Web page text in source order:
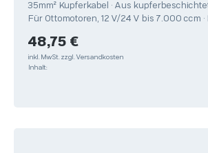
35mm² Kupferkabel • Aus
Für Ottomotoren, 12 V/24 V bis 7.000 ccm •
Regulärer Preis:
48,75 €
inkl. MwSt. zzgl. Versandkosten
Inhalt: